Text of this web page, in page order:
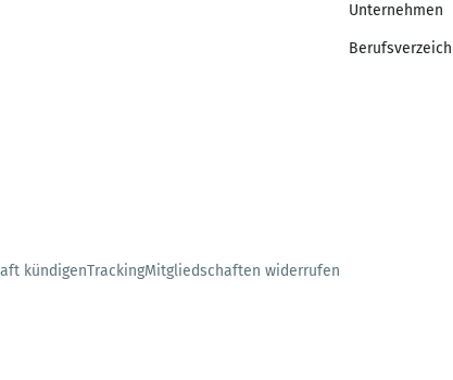
Unternehmen
kündigenTrackingMitgliedschaften widerrufen